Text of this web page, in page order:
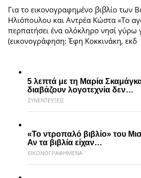
Για το εικονογραφημένο βιβλίο των
Ηλιόπουλου και Αντρέα Κώστα «Το
περπατήσει ένα ολόκληρο νησί γύρω
(εικονογράφηση: Έφη Κοκκινάκη, εκδ
5 λεπτά με τη Μαρία
διαβάζουν λογοτεχνία δεν…
ΣΥΝΕΝΤΕΥΞΕΙΣ
«Το ντροπαλό βιβλίο» του
Αν τα βιβλία είχαν…
ΕΙΚΟΝΟΓΡΑΦΗΜΕΝΑ